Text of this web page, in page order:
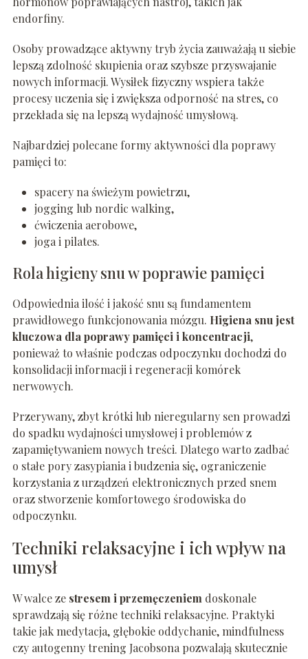
endorfiny.
Osoby prowadzące aktywny tryb życia zauważają u siebie
lepszą zdolność skupienia oraz szybsze przyswajanie
nowych informacji. Wysiłek fizyczny wspiera także
procesy uczenia się i zwiększa odporność na stres, co
przekłada się na lepszą wydajność umysłową.
Najbardziej polecane formy aktywności dla poprawy
pamięci to:
spacery na świeżym powietrzu,
jogging lub nordic walking,
ćwiczenia aerobowe,
joga i pilates.
Rola higieny snu w poprawie pamięci
Odpowiednia ilość i jakość snu są fundamentem
prawidłowego funkcjonowania mózgu. Higiena snu jest
kluczowa dla poprawy pamięci i koncentracji,
ponieważ to właśnie podczas odpoczynku dochodzi do
konsolidacji informacji i regeneracji komórek
nerwowych.
Przerywany, zbyt krótki lub nieregularny sen prowadzi
do spadku wydajności umysłowej i problemów z
zapamiętywaniem nowych treści. Dlatego warto zadbać
o stałe pory zasypiania i budzenia się, ograniczenie
korzystania z urządzeń elektronicznych przed snem
oraz stworzenie komfortowego środowiska do
odpoczynku.
Techniki relaksacyjne i ich wpływ na
umysł
W walce ze stresem i przemęczeniemdoskonale
sprawdzają się różne techniki relaksacyjne. Praktyki
takie jak medytacja, głębokie oddychanie, mindfulness
czy autogenny trening Jacobsona pozwalają skutecznie